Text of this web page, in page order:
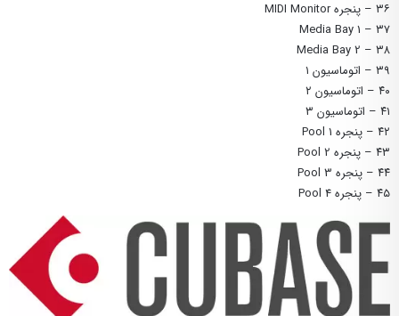
۳۶ – پنجره MIDI Monitor
۳۷ – Media Bay 1
۳۸ – Media Bay 2
۳۹ – اتوماسیون ۱
۴۰ – اتوماسیون ۲
۴۱ – اتوماسیون ۳
۴۲ – پنجره Pool 1
۴۳ – پنجره Pool 2
۴۴ – پنجره Pool 3
۴۵ – پنجره Pool 4